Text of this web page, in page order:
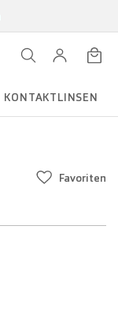
KONTAKTLINSEN
Favoriten